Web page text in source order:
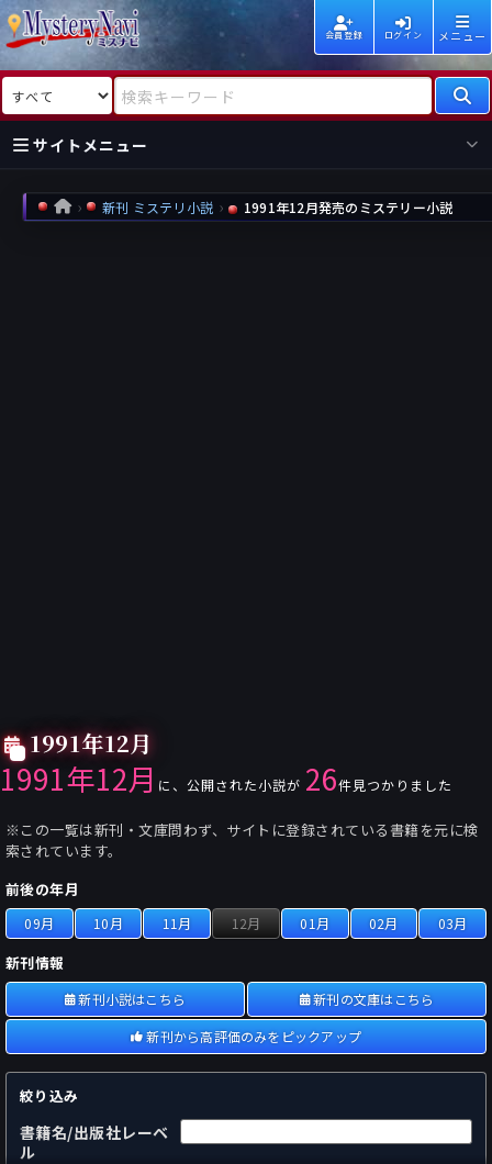
会員登録 ログイン メニュー
検索対象 検索キーワード
サイトメニュー
国内
作家
海外
作家
新着
レビュー
新刊
情報
HOME 新刊 ミステリ小説 1991年12月発売のミステリー小説
1991年12月
1991年12月 に、公開された小説が 26件見つかりました
※この一覧は新刊・文庫問わず、サイトに登録されている書籍を元に検
索されています。
前後の年月
09月 10月 11月 12月 01月 02月 03月
新刊情報
新刊小説はこちら
新刊の文庫はこちら
新刊から高評価のみをピックアップ
絞り込み
書籍名/出版社レーベ
ル